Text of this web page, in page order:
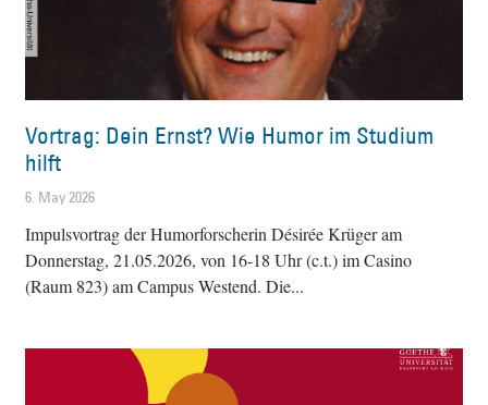
Vortrag: Dein Ernst? Wie Humor im Studium
hilft
6. May 2026
Impulsvortrag der Humorforscherin Désirée Krüger am
Donnerstag, 21.05.2026, von 16-18 Uhr (c.t.) im Casino
(Raum 823) am Campus Westend. Die